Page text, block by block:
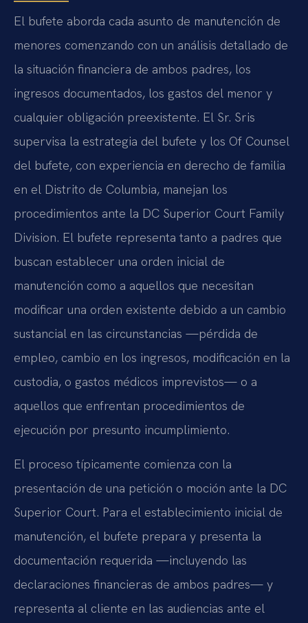
El bufete aborda cada asunto de manutención de
menores comenzando con un análisis detallado de
la situación financiera de ambos padres, los
ingresos documentados, los gastos del menor y
cualquier obligación preexistente. El Sr. Sris
supervisa la estrategia del bufete y los Of Counsel
del bufete, con experiencia en derecho de familia
en el Distrito de Columbia, manejan los
procedimientos ante la DC Superior Court Family
Division. El bufete representa tanto a padres que
buscan establecer una orden inicial de
manutención como a aquellos que necesitan
modificar una orden existente debido a un cambio
sustancial en las circunstancias —pérdida de
empleo, cambio en los ingresos, modificación en la
custodia, o gastos médicos imprevistos— o a
aquellos que enfrentan procedimientos de
ejecución por presunto incumplimiento.
El proceso típicamente comienza con la
presentación de una petición o moción ante la DC
Superior Court. Para el establecimiento inicial de
manutención, el bufete prepara y presenta la
documentación requerida —incluyendo las
declaraciones financieras de ambos padres— y
representa al cliente en las audiencias ante el